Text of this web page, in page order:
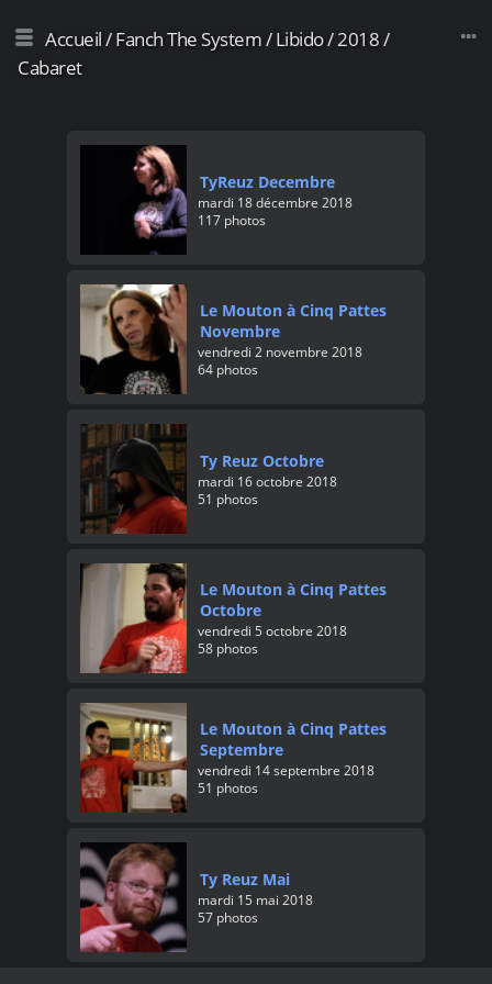
Accueil/Fanch The System/Libido/2018/
Cabaret
TyReuz Decembre
mardi 18 décembre 2018
117 photos
Le Mouton à Cinq Pattes
Novembre
vendredi 2 novembre 2018
64 photos
Ty Reuz Octobre
mardi 16 octobre 2018
51 photos
Le Mouton à Cinq Pattes
Octobre
vendredi 5 octobre 2018
58 photos
Le Mouton à Cinq Pattes
Septembre
vendredi 14 septembre 2018
51 photos
Ty Reuz Mai
mardi 15 mai 2018
57 photos